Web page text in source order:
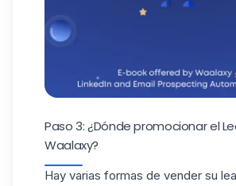
Paso 3: ¿Dónde promocionar el
Waalaxy?
Hay varias formas de vender su